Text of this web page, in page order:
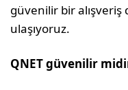
güvenilir bir
ulaşıyoruz.
QNET güvenilir